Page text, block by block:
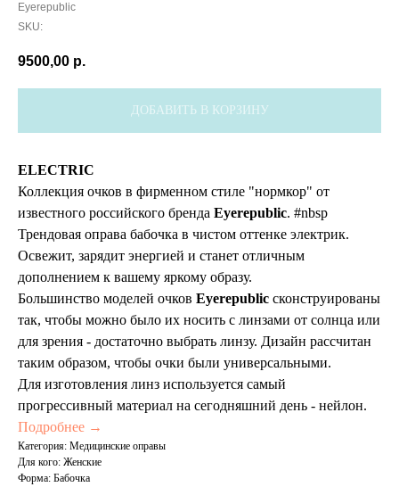
Eyerepublic
SKU:
9500,00 р.
ДОБАВИТЬ В КОРЗИНУ
ELECTRIC
Коллекция очков в фирменном стиле "нормкор" от
известного российского бренда Eyerepublic. #nbsp
Трендовая оправа бабочка в чистом оттенке электрик.
Освежит, зарядит энергией и станет отличным
дополнением к вашему яркому образу.
Большинство моделей очков Eyerepublic сконструированы
так, чтобы можно было их носить с линзами от солнца или
для зрения - достаточно выбрать линзу. Дизайн рассчитан
таким образом, чтобы очки были универсальными.
Для изготовления линз используется самый
прогрессивный материал на сегодняшний день - нейлон.
Подробнее →
Категория: Медицинские оправы
Для кого: Женские
Форма: Бабочка